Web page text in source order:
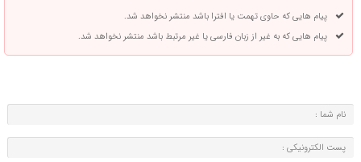
پیام هایی که حاوی تهمت یا افترا باشد منتشر نخواهد شد.
پیام هایی که به غیر از زبان فارسی یا غیر مرتبط باشد منتشر نخواهد شد.